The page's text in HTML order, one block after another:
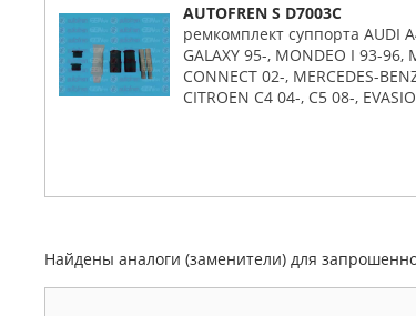
AUTOFREN S D7003C
ремкомплект суппорта AUDI
GALAXY 95-, MONDEO I 93-96,
CONNECT 02-, MERCEDES-
CITROEN C4 04-, C5 08-,
Найдены аналоги (заменители) для